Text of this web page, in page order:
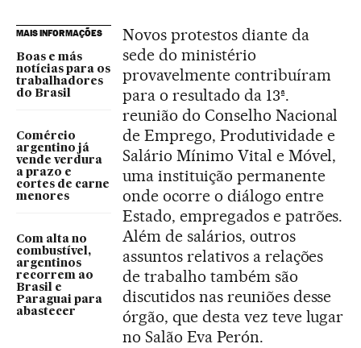
MAIS INFORMAÇÕES
Boas e más
notícias para os
trabalhadores
do Brasil
Comércio
argentino já
vende verdura
a prazo e
cortes de carne
menores
Com alta no
combustível,
argentinos
recorrem ao
Brasil e
Paraguai para
abastecer
Novos protestos diante da
sede do ministério
provavelmente contribuíram
para o resultado da 13ª.
reunião do Conselho Nacional
de Emprego, Produtividade e
Salário Mínimo Vital e Móvel,
uma instituição permanente
onde ocorre o diálogo entre
Estado, empregados e patrões.
Além de salários, outros
assuntos relativos a relações
de trabalho também são
discutidos nas reuniões desse
órgão, que desta vez teve lugar
no Salão Eva Perón.